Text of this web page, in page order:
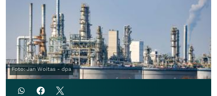
Foto: Jan Woitas - dpa